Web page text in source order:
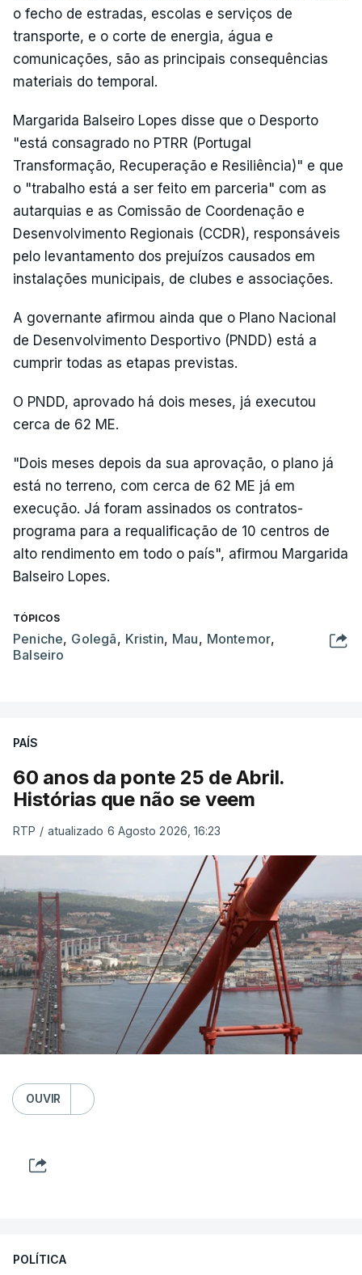
o fecho de estradas, escolas e serviços de
transporte, e o corte de energia, água e
comunicações, são as principais consequências
materiais do temporal.
Margarida Balseiro Lopes disse que o Desporto
"está consagrado no PTRR (Portugal
Transformação, Recuperação e Resiliência)" e que
o "trabalho está a ser feito em parceria" com as
autarquias e as Comissão de Coordenação e
Desenvolvimento Regionais (CCDR), responsáveis
pelo levantamento dos prejuízos causados em
instalações municipais, de clubes e associações.
A governante afirmou ainda que o Plano Nacional
de Desenvolvimento Desportivo (PNDD) está a
cumprir todas as etapas previstas.
O PNDD, aprovado há dois meses, já executou
cerca de 62 ME.
"Dois meses depois da sua aprovação, o plano já
está no terreno, com cerca de 62 ME já em
execução. Já foram assinados os contratos-
programa para a requalificação de 10 centros de
alto rendimento em todo o país", afirmou Margarida
Balseiro Lopes.
TÓPICOS
Peniche, Golegã, Kristin, Mau, Montemor,
Balseiro
PAÍS
60 anos da ponte 25 de Abril.
Histórias que não se veem
RTP / atualizado 6 Agosto 2026, 16:23
OUVIR
POLÍTICA